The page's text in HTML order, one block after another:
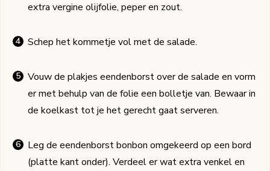
extra vergine olijfolie, peper en zout.
Schep het kommetje vol met de salade.
Vouw de plakjes eendenborst over de salade en vorm
er met behulp van de folie een bolletje van. Bewaar in
de koelkast tot je het gerecht gaat serveren.
Leg de eendenborst bonbon omgekeerd op een bord
(platte kant onder). Verdeel er wat extra venkel en